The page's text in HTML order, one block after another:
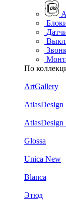
По
ArtGallery
AtlasDesign
AtlasDesign
Glossa
Unica New
Blanca
Этюд